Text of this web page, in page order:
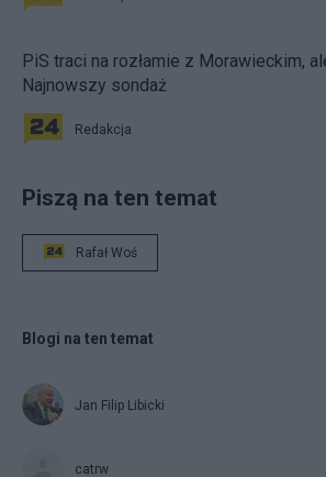
PiS traci na rozłamie z Morawieckim,
Najnowszy sondaż
Redakcja
Piszą na ten temat
Rafał Woś
Blogi na ten temat
Jan Filip Libicki
catrw